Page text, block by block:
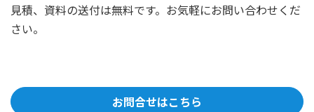
見積、資料の送付は無料です。お気軽にお問い合わせくだ
さい。
お問合せはこちら